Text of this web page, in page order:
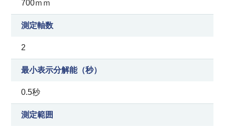
700ｍｍ
測定軸数
2
最小表示分解能（秒）
0.5秒
測定範囲